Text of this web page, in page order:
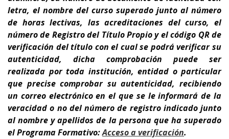
letra, el nombre del curso superado junto al número
de horas lectivas, las acreditaciones del curso, el
número de Registro del Título Propio y el código QR de
verificación del título con el cual se podrá verificar su
autenticidad, dicha comprobación puede ser
realizada por toda institución, entidad o particular
que precise comprobar su autenticidad, recibiendo
un correo electrónico en el que se le informará de la
veracidad o no del número de registro indicado junto
al nombre y apellidos de la persona que ha superado
el Programa Formativo:Acceso a verificación.